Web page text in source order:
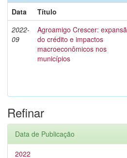
Data
Título
2022-
09
Agroamigo Crescer:
do crédito e impactos
macroeconômicos nos
municípios
Refinar
Data de Publicação
2022